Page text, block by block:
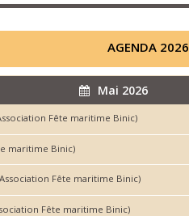
AGENDA 2026
Mai 2026
Fête maritime Binic)
maritime Binic)
Fête maritime Binic)
Fête maritime Binic)